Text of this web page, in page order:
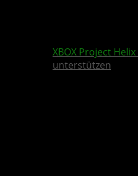
XBOX Project Helix
unterstützen